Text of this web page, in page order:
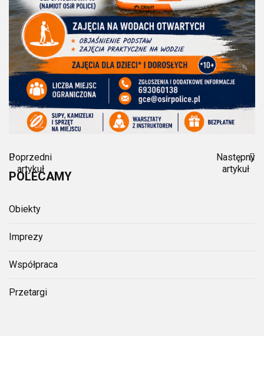
Poprzedni
artykuł
Następny
artykuł
POLECAMY
Obiekty
Imprezy
Współpraca
Przetargi